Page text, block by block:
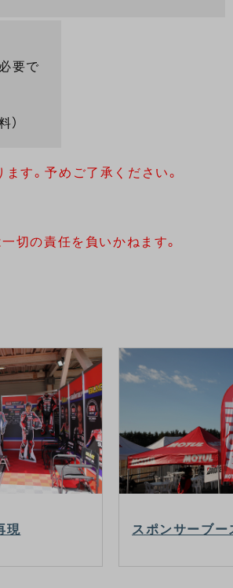
要で
）
す。予めご了承ください。
切の責任を負いかねます。
現 スポンサーブー